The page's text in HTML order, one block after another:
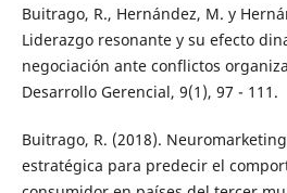
Buitrago, R., Hernández, M. y
Liderazgo resonante y su efecto
negociación ante conflictos
Desarrollo Gerencial, 9(1), 97 - 111.
Buitrago, R. (2018).
estratégica para predecir el